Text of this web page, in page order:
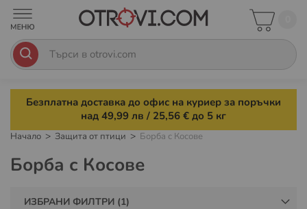
Безплатна доставка до офис на куриер за поръчки
над 49,99 лв / 25,56 € до 5 кг
Начало Защита от птици Борба с Косове
Борба с Косове
ИЗБРАНИ ФИЛТРИ